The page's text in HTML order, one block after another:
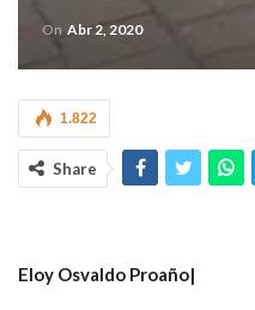
On Abr 2, 2020
1.822
Share
Eloy Osvaldo Proaño|